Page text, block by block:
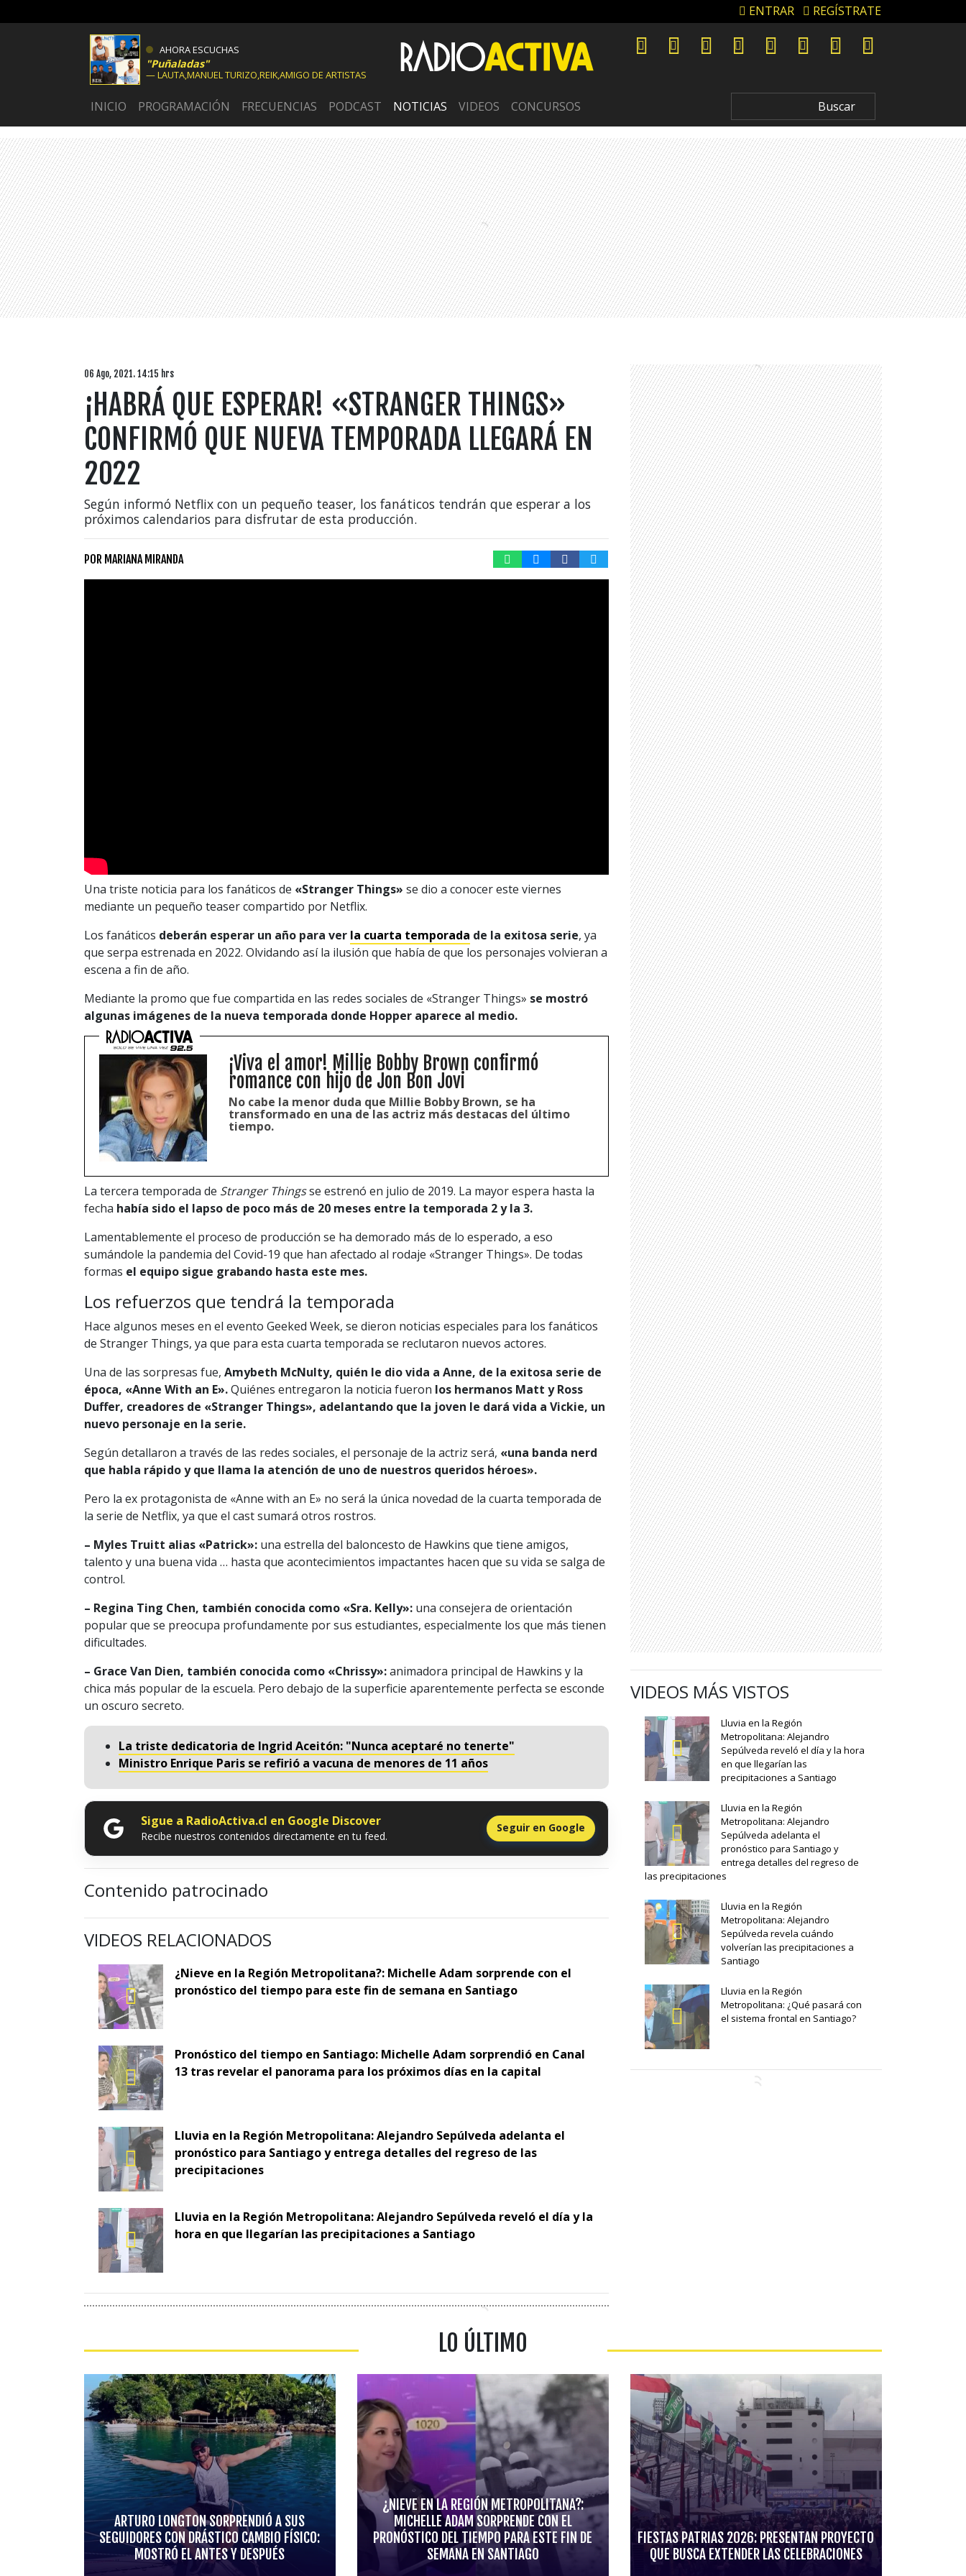
ENTRAR REGÍSTRATE
AHORA ESCUCHAS
Puñaladas
LAUTA,MANUEL TURIZO,REIK,AMIGO DE ARTISTAS
INICIO PROGRAMACIÓN FRECUENCIAS PODCAST NOTICIAS VIDEOS CONCURSOS
06 Ago, 2021. 14:15 hrs
¡HABRÁ QUE ESPERAR! «STRANGER THINGS»
CONFIRMÓ QUE NUEVA TEMPORADA LLEGARÁ EN
2022
Según informó Netflix con un pequeño teaser, los fanáticos tendrán que esperar a los
próximos calendarios para disfrutar de esta producción.
POR MARIANA MIRANDA
Una triste noticia para los fanáticos de «Stranger Things» se dio a conocer este viernes
mediante un pequeño teaser compartido por Netflix.
Los fanáticos deberán esperar un año para ver la cuarta temporada de la exitosa serie, ya
que serpa estrenada en 2022. Olvidando así la ilusión que había de que los personajes volvieran a
escena a fin de año.
Mediante la promo que fue compartida en las redes sociales de «Stranger Things» se mostró
algunas imágenes de la nueva temporada donde Hopper aparece al medio.
¡Viva el amor! Millie Bobby Brown confirmó
romance con hijo de Jon Bon Jovi
No cabe la menor duda que Millie Bobby Brown, se ha
transformado en una de las actriz más destacas del último
tiempo.
La tercera temporada de Stranger Thingsse estrenó en julio de 2019. La mayor espera hasta la
fecha había sido el lapso de poco más de 20 meses entre la temporada 2 y la 3.
Lamentablemente el proceso de producción se ha demorado más de lo esperado, a eso
sumándole la pandemia del Covid-19 que han afectado al rodaje «Stranger Things». De todas
formas el equipo sigue grabando hasta este mes.
Los refuerzos que tendrá la temporada
Hace algunos meses en el evento Geeked Week, se dieron noticias especiales para los fanáticos
de Stranger Things, ya que para esta cuarta temporada se reclutaron nuevos actores.
Una de las sorpresas fue, Amybeth McNulty, quién le dio vida a Anne, de la exitosa serie de
época, «Anne With an E».Quiénes entregaron la noticia fueron los hermanos Matt y Ross
Duffer, creadores de «Stranger Things», adelantando que la joven le dará vida a Vickie, un
nuevo personaje en la serie.
Según detallaron a través de las redes sociales, el personaje de la actriz será, «una banda nerd
que habla rápido y que llama la atención de uno de nuestros queridos héroes».
Pero la ex protagonista de «Anne with an E» no será la única novedad de la cuarta temporada de
la serie de Netflix, ya que el cast sumará otros rostros.
– Myles Truitt alias «Patrick»: una estrella del baloncesto de Hawkins que tiene amigos,
talento y una buena vida … hasta que acontecimientos impactantes hacen que su vida se salga de
control.
– Regina Ting Chen, también conocida como «Sra. Kelly»: una consejera de orientación
popular que se preocupa profundamente por sus estudiantes, especialmente los que más tienen
dificultades.
– Grace Van Dien, también conocida como «Chrissy»:animadora principal de Hawkins y la
chica más popular de la escuela. Pero debajo de la superficie aparentemente perfecta se esconde
un oscuro secreto.
La triste dedicatoria de Ingrid Aceitón: "Nunca aceptaré no tenerte"
Ministro Enrique Paris se refirió a vacuna de menores de 11 años
Sigue a RadioActiva.cl en Google Discover
Recibe nuestros contenidos directamente en tu feed.
Seguir en Google
Contenido patrocinado
VIDEOS RELACIONADOS
¿Nieve en la Región Metropolitana?: Michelle Adam sorprende con el
pronóstico del tiempo para este fin de semana en Santiago
Pronóstico del tiempo en Santiago: Michelle Adam sorprendió en Canal
13 tras revelar el panorama para los próximos días en la capital
Lluvia en la Región Metropolitana: Alejandro Sepúlveda adelanta el
pronóstico para Santiago y entrega detalles del regreso de las
precipitaciones
Lluvia en la Región Metropolitana: Alejandro Sepúlveda reveló el día y la
hora en que llegarían las precipitaciones a Santiago
VIDEOS MÁS VISTOS
Lluvia en la Región
Metropolitana: Alejandro
Sepúlveda reveló el día y la hora
en que llegarían las
precipitaciones a Santiago
Lluvia en la Región
Metropolitana: Alejandro
Sepúlveda adelanta el
pronóstico para Santiago y
entrega detalles del regreso de
las precipitaciones
Lluvia en la Región
Metropolitana: Alejandro
Sepúlveda revela cuándo
volverían las precipitaciones a
Santiago
Lluvia en la Región
Metropolitana: ¿Qué pasará con
el sistema frontal en Santiago?
LO ÚLTIMO
ARTURO LONGTON SORPRENDIÓ A SUS
SEGUIDORES CON DRÁSTICO CAMBIO FÍSICO:
MOSTRÓ EL ANTES Y DESPUÉS
¿NIEVE EN LA REGIÓN METROPOLITANA?:
MICHELLE ADAM SORPRENDE CON EL
PRONÓSTICO DEL TIEMPO PARA ESTE FIN DE
SEMANA EN SANTIAGO
FIESTAS PATRIAS 2026: PRESENTAN PROYECTO
QUE BUSCA EXTENDER LAS CELEBRACIONES